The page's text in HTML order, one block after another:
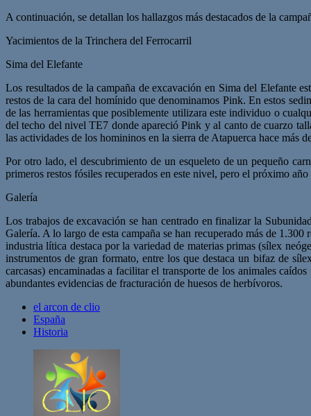
A continuación, se detallan los hallazgos más destacados de la
Yacimientos de la Trinchera del Ferrocarril
Sima del Elefante
Los resultados de la campaña de excavación en Sima del Elefante
restos de la cara del homínido que denominamos Pink. En estos
de las herramientas que posiblemente utilizara este individuo o
del techo del nivel TE7 donde apareció Pink y al canto de cuarzo
las actividades de los homininos en la sierra de Atapuerca hace más
Por otro lado, el descubrimiento de un esqueleto de un pequeño
primeros restos fósiles recuperados en este nivel, pero el próximo
Galería
Los trabajos de excavación se han centrado en finalizar la
Galería. A lo largo de esta campaña se han recuperado más de
industria lítica destaca por la variedad de materias primas (sílex
instrumentos de gran formato, entre los que destaca un bifaz de
carcasas) encaminadas a facilitar el transporte de los animales
abundantes evidencias de fracturación de huesos de herbívoros.
el arcon de clio
España
Historia